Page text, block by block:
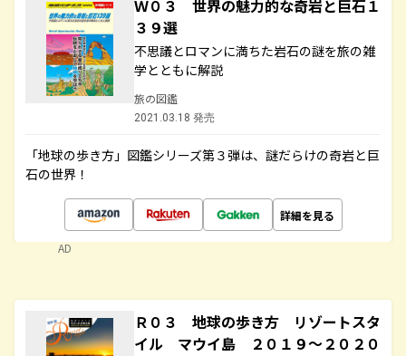
Ｗ０３ 世界の魅力的な奇岩と巨石１
３９選
不思議とロマンに満ちた岩石の謎を旅の雑
学とともに解説
旅の図鑑
2021.03.18 発売
「地球の歩き方」図鑑シリーズ第３弾は、謎だらけの奇岩と巨
石の世界！
詳細を見る
AD
Ｒ０３ 地球の歩き方 リゾートスタ
イル マウイ島 ２０１９～２０２０